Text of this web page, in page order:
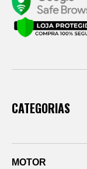
CATEGORIAS
MOTOR